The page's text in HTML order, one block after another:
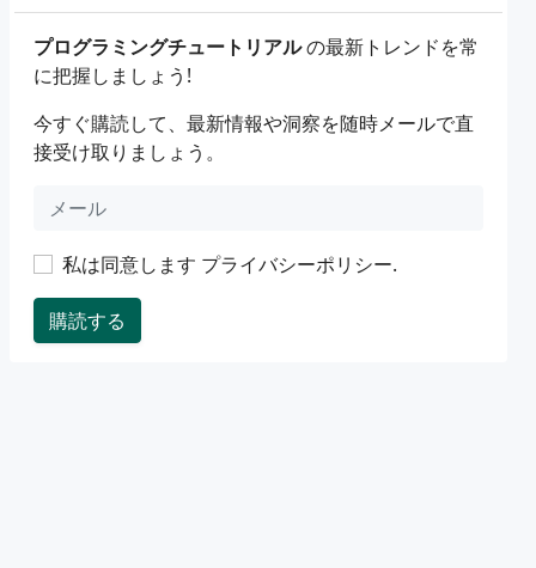
プログラミングチュートリアルの最新トレンドを常
に把握しましょう!
今すぐ購読して、最新情報や洞察を随時メールで直
接受け取りましょう。
私は同意します プライバシーポリシー.
購読する